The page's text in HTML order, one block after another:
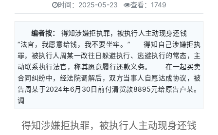
时间： 2025-05-23 查看：1749
编者按：
得知涉嫌拒执罪，被执行人主动现身还钱
“法官，我愿意给钱，我不要坐牢。” 得知自己涉嫌拒执
罪，被执行人周某一改往日躲避执行、逃避执行的常态，主
动联系执行法官，称其愿意履行还款义务。 在一起买卖
合同纠纷中，经法院调解后，双方当事人自愿达成协议，被
告周某于2024年6月30日前付清货款8895元给原告卢某。
调
得知涉嫌拒执罪，被执行人主动现身还钱